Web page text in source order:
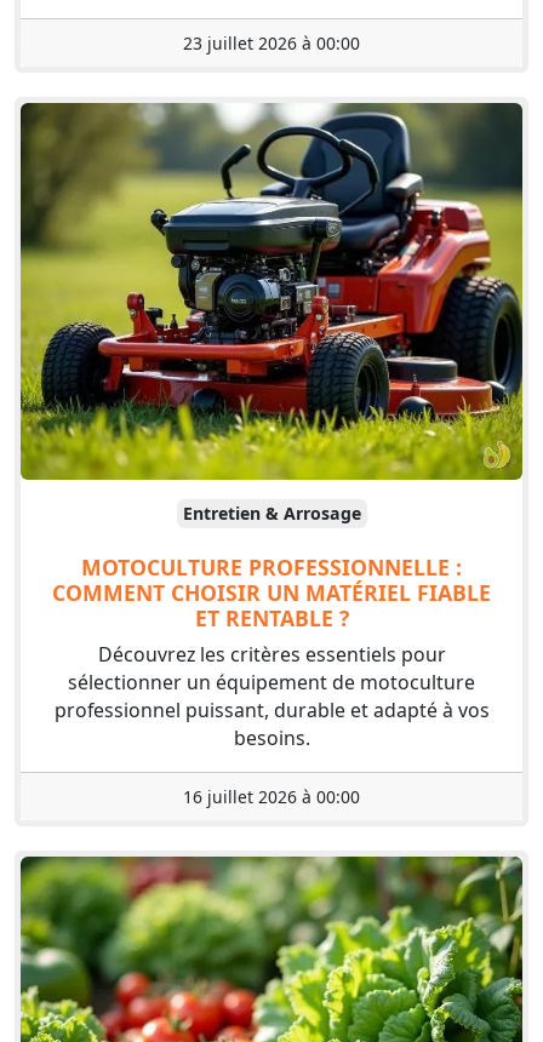
23 juillet 2026 à 00:00
Entretien & Arrosage
MOTOCULTURE PROFESSIONNELLE :
COMMENT CHOISIR UN MATÉRIEL FIABLE
ET RENTABLE ?
Découvrez les critères essentiels pour
sélectionner un équipement de motoculture
professionnel puissant, durable et adapté à vos
besoins.
16 juillet 2026 à 00:00